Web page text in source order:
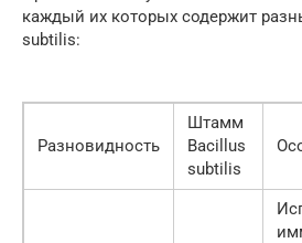
каждый их которых содержит
subtilis:
Разновидность
Штамм
Bacillus
subtilis